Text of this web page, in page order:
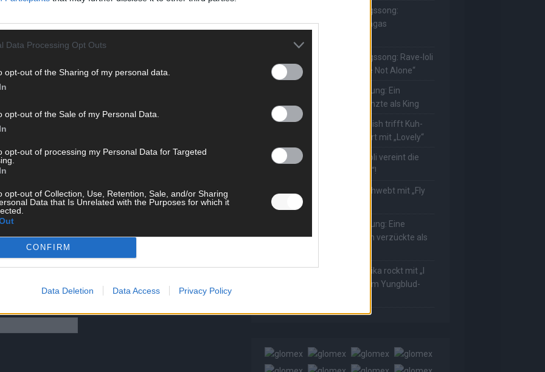
Data Processing Opt Outs
opt-out of the Sharing of my personal data.
opt-out of the Sale of my Personal Data.
opt-out of processing my Personal Data for Targeted
opt-out of Collection, Use, Retention, Sale, and/or Sharing
Data that Is Unrelated with the Purposes for which it
CONFIRM
Data Deletion Data Access Privacy Policy
mit und teile deine Perspektive. Mit * gekennzeichnete
(Vor- und Nachname) und eine gültige E-Mail-
Kommentar kurz. Beiträge, die unsere
Hetze, Spam oder Werbung werden nicht
The Masked Singer: Lieblingssong:
Muuhnika kehrt mit Lady Gagas
The Masked Singer: Lieblingssong: Rave-Ioli
berührt erneut mit „You Are Not Alone“
The Masked Singer: Enthüllung: Ein
deutscher Schauspieler glänzte als King
The Masked Singer: Billie Eilish trifft Kuh-
Power! Muuhnika verzaubert mit „Lovely“
The Masked Singer: Rave-Ioli vereint die
Welt mit „We Are The World“!
The Masked Singer: King schwebt mit „Fly
Me To The Moon“!
The Masked Singer: Enthüllung: Eine
österreichische Moderatorin verzückte als
The Masked Singer: Muuhnika rockt mit „I
Was Made For Loving You“ im Yungblud-